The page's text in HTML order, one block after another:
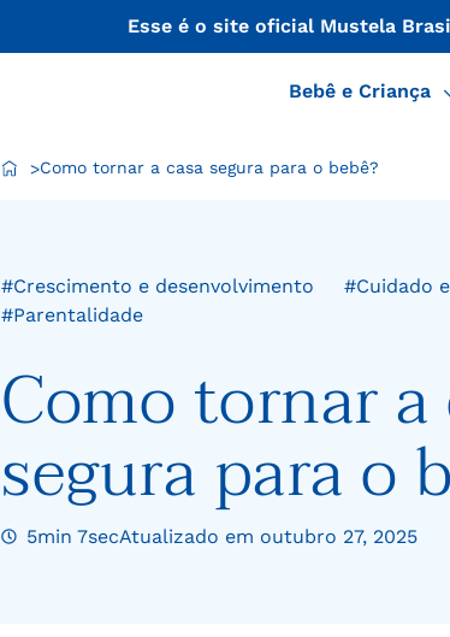
Esse é o site oficial Mustela
Bebê e Criança
>Como tornar a casa segura para o bebê?
#Crescimento e desenvolvimento
#Cuidado
#Parentalidade
Como tornar a
segura para o
5min 7secAtualizado em outubro 27, 2025